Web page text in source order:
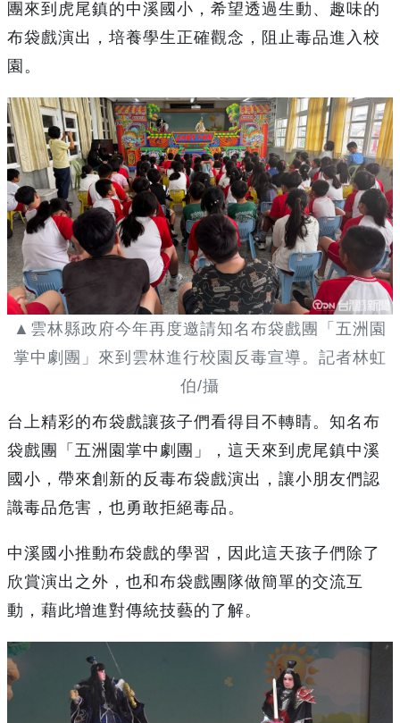
團來到虎尾鎮的中溪國小，希望透過生動、趣味的
布袋戲演出，培養學生正確觀念，阻止毒品進入校
園。
▲雲林縣政府今年再度邀請知名布袋戲團「五洲園
掌中劇團」來到雲林進行校園反毒宣導。記者林虹
伯/攝
台上精彩的布袋戲讓孩子們看得目不轉睛。知名布
袋戲團「五洲園掌中劇團」，這天來到虎尾鎮中溪
國小，帶來創新的反毒布袋戲演出，讓小朋友們認
識毒品危害，也勇敢拒絕毒品。
中溪國小推動布袋戲的學習，因此這天孩子們除了
欣賞演出之外，也和布袋戲團隊做簡單的交流互
動，藉此增進對傳統技藝的了解。